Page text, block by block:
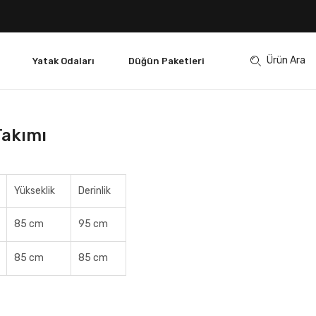
Yatak Odaları Düğün Paketleri Ürün Ara
Yükseklik Derinlik
85 cm 95 cm
85 cm 85 cm